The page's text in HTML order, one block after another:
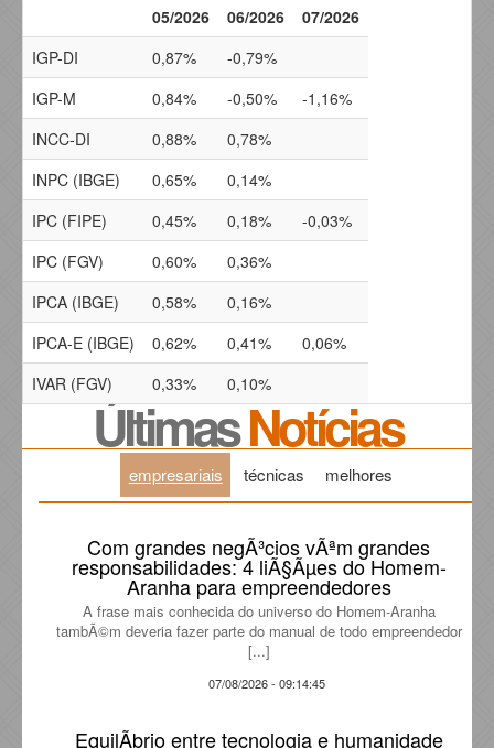
05/2026 06/2026
07/2026
IGP-DI
0,87%
-0,79%
IGP-M
0,84% -0,50%
-1,16%
INCC-DI
0,88%
0,78%
INPC (IBGE)
0,65%
0,14%
IPC (FIPE)
0,45% 0,18%
-0,03%
IPC (FGV)
0,60%
0,36%
IPCA (IBGE)
0,58%
0,16%
IPCA-E (IBGE)
0,62% 0,41%
0,06%
IVAR (FGV)
0,33% 0,10%
ÚltimasNotícias
empresariais técnicas melhores
Com grandes negÃ³cios vÃªm grandes
responsabilidades: 4 liÃ§Ãµes do Homem-
Aranha para empreendedores
A frase mais conhecida do universo do Homem-Aranha
tambÃ©m deveria fazer parte do manual de todo empreendedor
[...]
07/08/2026 - 09:14:45
EquilÃ­brio entre tecnologia e humanidade